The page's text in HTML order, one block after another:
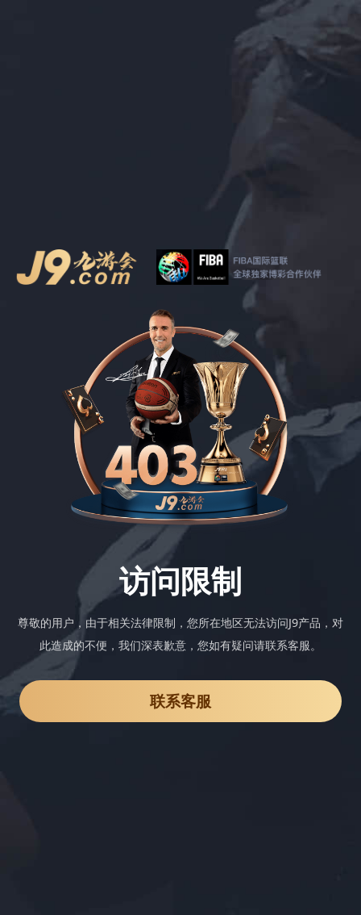
访问限制
尊敬的用户，由于相关法律限制，您所在地区无法访问J9产品，对
此造成的不便，我们深表歉意，您如有疑问请联系客服。
联系客服